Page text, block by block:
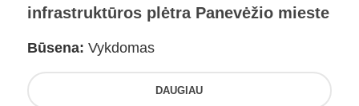
infrastruktūros plėtra Panevėžio mieste
Būsena: Vykdomas
DAUGIAU